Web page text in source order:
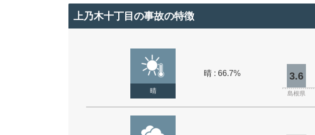
上乃木十丁目の事故の特徴
晴
晴 : 66.7% 3.6
島根県